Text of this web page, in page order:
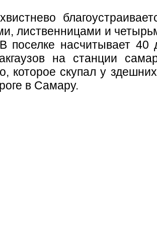
лиственницами и
поселке насчитывает
на станции
которое скупал у
в Самару.